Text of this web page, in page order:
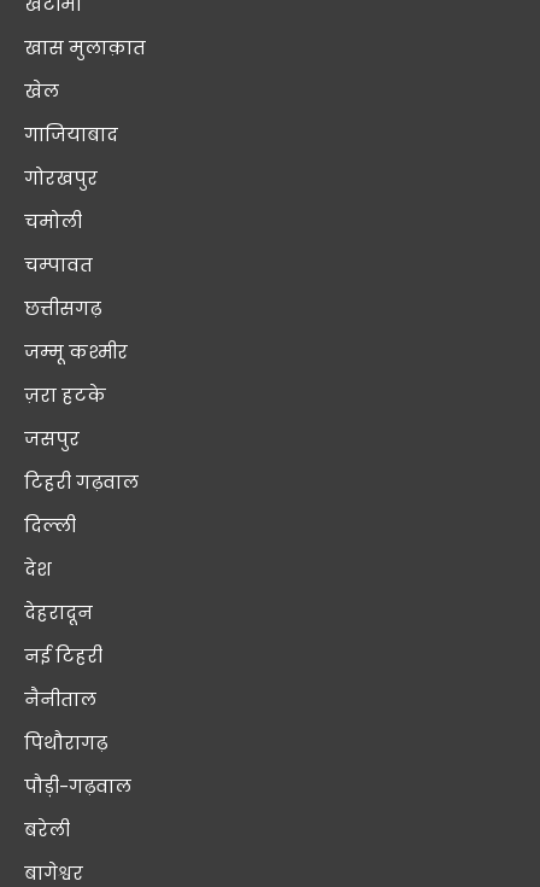
खास मुलाक़ात
खेल
गाजियाबाद
गोरखपुर
चमोली
चम्पावत
छत्तीसगढ़
जम्मू कश्मीर
ज़रा हटके
जसपुर
टिहरी गढ़वाल
दिल्ली
देश
देहरादून
नई टिहरी
नैनीताल
पिथौरागढ़
पौड़ी-गढ़वाल
बरेली
बागेश्वर